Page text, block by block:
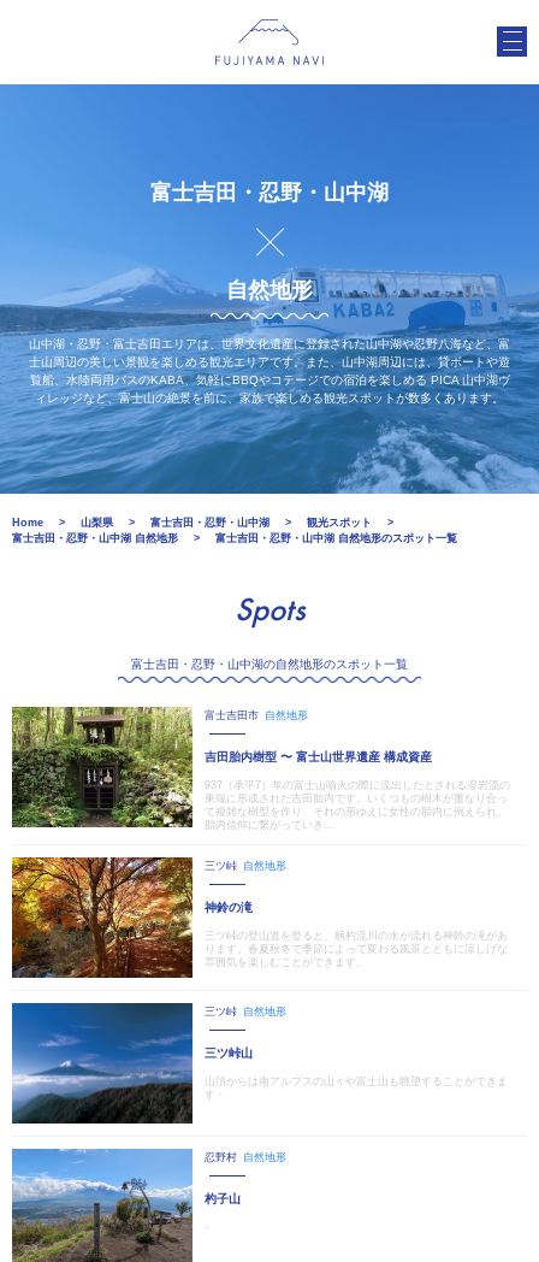
富士吉田・忍野・山中湖
自然地形
山中湖・忍野・富士吉田エリアは、世界文化遺産に登録された山中湖や忍野八海など、富
士山周辺の美しい景観を楽しめる観光エリアです。また、山中湖周辺には、貸ボートや遊
覧船、水陸両用バスのKABA、気軽にBBQやコテージでの宿泊を楽しめる PICA 山中湖ヴ
ィレッジなど、富士山の絶景を前に、家族で楽しめる観光スポットが数多くあります。
Home 山梨県 富士吉田・忍野・山中湖
観光スポット
富士吉田・忍野・山中湖 自然地形
富士吉田・忍野・山中湖 自然地形のスポット一覧
Spots
富士吉田・忍野・山中湖の自然地形のスポット一覧
富士吉田市 自然地形
吉田胎内樹型 〜 富士山世界遺産 構成資産
937（承平7）年の富士山噴火の際に流出したとされる溶岩流の
東端に形成された吉田胎内です。いくつもの樹木が重なり合っ
て複雑な樹型を作り、それの形ゆえに女性の胎内に例えられ、
胎内信仰に繋がっていき...
三ツ峠 自然地形
神鈴の滝
三ツ峠の登山道を登ると、柄杓流川の水が流れる神鈴の滝があ
ります。春夏秋冬で季節によって変わる風景とともに涼しげな
雰囲気を楽しむことができます。
三ツ峠 自然地形
三ツ峠山
山頂からは南アルプスの山々や富士山も眺望することができま
す・
忍野村 自然地形
杓子山
-